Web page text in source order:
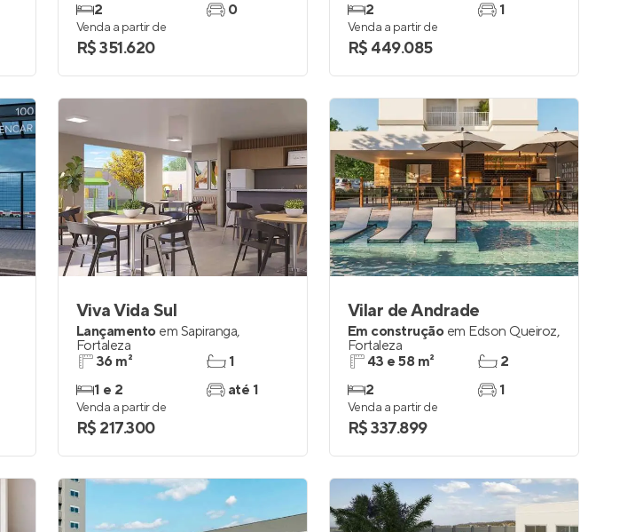
2
0
Venda a partir de
R$ 351.620
2
1
Venda a partir de
R$ 449.085
Viva Vida Sul
Lançamento em Sapiranga,
Fortaleza
36 m²
1 e 2
1
até 1
Venda a partir de
R$ 217.300
Vilar de Andrade
Em construção em Edson Queiroz,
Fortaleza
43 e 58 m²
2
2
1
Venda a partir de
R$ 337.899